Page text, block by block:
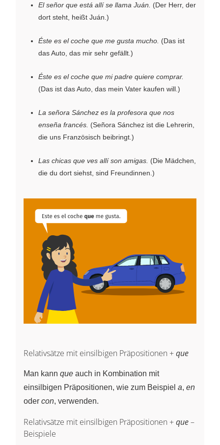
El señor que está allí se llama Juán.
(Der Herr, der
dort steht, heißt Juán.)
Éste es el coche que me gusta mucho. (Das ist
das Auto, das mir sehr gefällt.)
Éste es el coche que mi padre quiere comprar.
(Das ist das Auto, das mein Vater kaufen will.)
La señora Sánchez es la profesora que nos
enseña francés. (Señora Sánchez ist die Lehrerin,
die uns Französisch beibringt.)
Las chicas que ves allí son amigas. (Die Mädchen,
die du dort siehst, sind Freundinnen.)
Relativsätze mit einsilbigen Präpositionen +que
Man kann que auch in Kombination mit
einsilbigen Präpositionen, wie zum Beispiel a, en
oder con, verwenden.
Relativsätze mit einsilbigen Präpositionen +que–
Beispiele